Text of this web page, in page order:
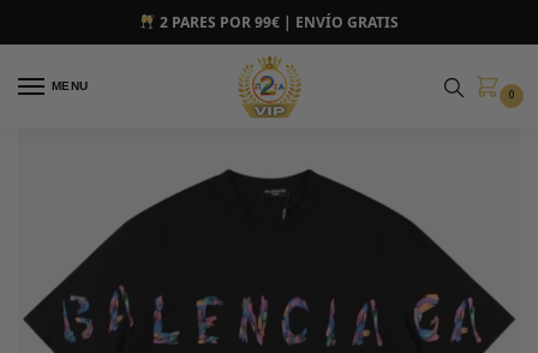
2 PARES POR 99€ | ENVÍO GRATIS
MENU
0